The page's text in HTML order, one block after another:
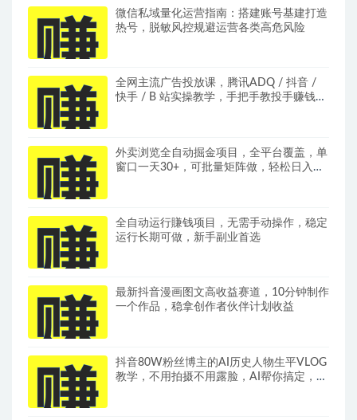
微信私域量化运营指南：搭建账号基建打造
热号，脱敏风控规避运营各类高危风险
全网主流广告投放课，腾讯ADQ / 抖音 /
快手 / B 站实操教学，手把手教投手赚钱变
外卖浏览全自动掘金项目，全平台覆盖，单
窗口一天30+，可批量矩阵做，轻松日入
全自动运行賺钱项目，无需手动操作，稳定
运行长期可做，新手副业首选
最新抖音漫画图文高收益赛道，10分钟制作
一个作品，稳拿创作者伙伴计划收益
抖音80W粉丝博主的AI历史人物生平VLOG
教学，不用拍摄不用露脸，AI帮你搞定，轻